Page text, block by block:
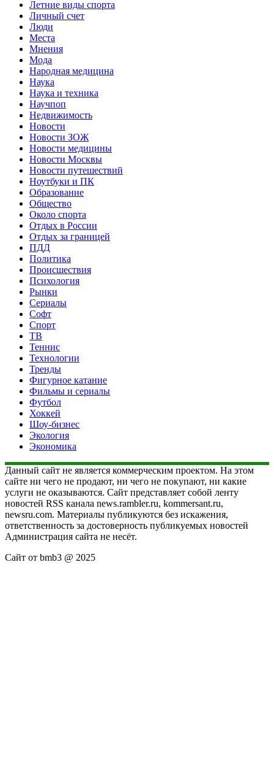
Летние виды спорта
Личный счет
Люди
Места
Мнения
Мода
Народная медицина
Наука
Наука и техника
Научпоп
Недвижимость
Новости
Новости ЗОЖ
Новости медицины
Новости Москвы
Новости путешествий
Ноутбуки и ПК
Образование
Общество
Около спорта
Отдых в России
Отдых за границей
ПДД
Политика
Происшествия
Психология
Рынки
Сериалы
Софт
Спорт
ТВ
Теннис
Технологии
Тренды
Фигурное катание
Фильмы и сериалы
Футбол
Хоккей
Шоу-бизнес
Экология
Экономика
Данный сайт не является коммерческим проектом. На этом
сайте ни чего не продают, ни чего не покупают, ни какие
услуги не оказываются. Сайт представляет собой ленту
новостей RSS канала news.rambler.ru, kommersant.ru,
newsru.com. Материалы публикуются без искажения,
ответственность за достоверность публикуемых новостей
Администрация сайта не несёт.
Сайт от bmb3 @ 2025